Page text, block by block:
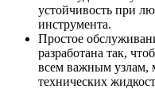
устойчивость при
инструмента.
Простое
разработана так,
всем важным узлам,
технических